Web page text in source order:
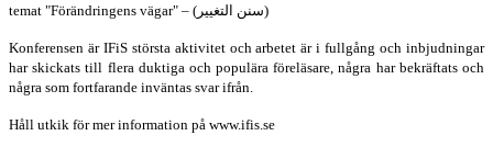
temat "Förändringens vägar" – (سنن التغيير)
Konferensen är IFiS största aktivitet och arbetet är i fullgång och inbjudningar
har skickats till flera duktiga och populära föreläsare, några har bekräftats och
några som fortfarande inväntas svar ifrån.
Håll utkik för mer information på www.ifis.se